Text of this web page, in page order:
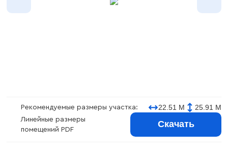
Рекомендуемые размеры участка: 22.51 М 25.91 М
Линейные размеры
помещений PDF
Скачать